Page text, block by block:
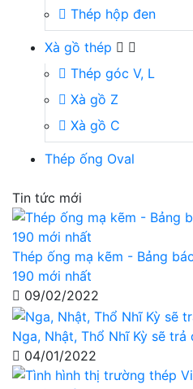
Thép hộp đen
Xà gồ thép
Thép góc V, L
Xà gồ Z
Xà gồ C
Thép ống Oval
Tin tức mới
Thép ống mạ kẽm - Bảng
190 mới nhất
09/02/2022
Nga, Nhật, Thổ Nhĩ Kỳ sẽ
04/01/2022